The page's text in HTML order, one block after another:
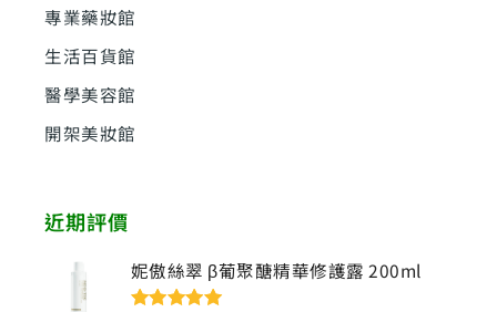
專業藥妝館
生活百貨館
醫學美容館
開架美妝館
近期評價
妮傲絲翠 β葡聚醣精華修護露 200ml